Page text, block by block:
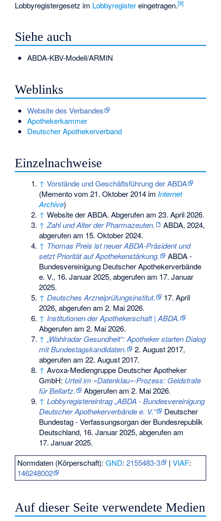
Lobbyregistergesetz im Lobbyregistereingetragen.[9]
Siehe auch
ABDA-KBV-Modell/ARMIN
Weblinks
Website des Verbandes
Apothekerkammer
Deutscher Apothekerverband
Einzelnachweise
↑ Vorstände und Geschäftsführung der ABDA
(Mementovom 21. Oktober 2014 imInternet
Archive)
↑ Website der ABDA. Abgerufen am 23. April 2026.
↑ Zahl und Alter der Pharmazeuten.
ABDA, 2024,
abgerufen am 15. Oktober 2024.
↑ Thomas Preis ist neuer ABDA-Präsident und
setzt Priorität auf Apothekenstärkung.
ABDA -
Bundesvereinigung Deutscher Apothekerverbände
e. V., 16. Januar 2025, abgerufen am 17. Januar
2025.
↑ Deutsches Arzneiprüfungsinstitut.
17. April
2026, abgerufen am 2. Mai 2026.
↑ Institutionen der Apothekerschaft | ABDA.
Abgerufen am 2. Mai 2026.
↑ „Wahlradar Gesundheit“: Apotheker starten Dialog
mit Bundestagskandidaten.
2. August 2017,
abgerufen am 22. August 2017.
↑ Avoxa-Mediengruppe Deutscher Apotheker
GmbH: Urteil im »Datenklau«-Prozess: Geldstrafe
für Bellartz.
Abgerufen am 2. Mai 2026.
↑ Lobbyregistereintrag „ABDA - Bundesvereinigung
Deutscher Apothekerverbände e. V.“
Deutscher
Bundestag - Verfassungsorgan der Bundesrepublik
Deutschland, 16. Januar 2025, abgerufen am
17. Januar 2025.
Normdaten (Körperschaft):GND:2155483-3 |VIAF:
146248002
Auf dieser Seite verwendete Medien